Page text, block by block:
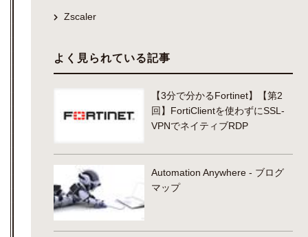
Zscaler
よく見られている記事
【3分で分かるFortinet】【第2
回】FortiClientを使わずにSSL-
VPNでネイティブRDP
Automation Anywhere - ブログ
マップ